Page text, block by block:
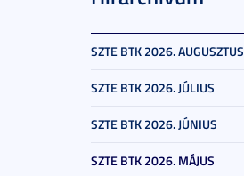
SZTE BTK 2026. AUGUSZTUS
SZTE BTK 2026. JÚLIUS
SZTE BTK 2026. JÚNIUS
SZTE BTK 2026. MÁJUS